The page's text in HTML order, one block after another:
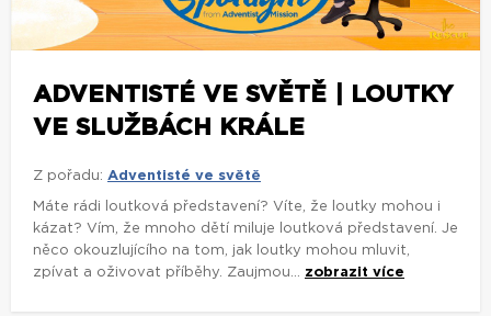
ADVENTISTÉ VE SVĚTĚ | LOUTKY
VE SLUŽBÁCH KRÁLE
Z pořadu: Adventisté ve světě
Máte rádi loutková představení? Víte, že loutky mohou i
kázat? Vím, že mnoho dětí miluje loutková představení. Je
něco okouzlujícího na tom, jak loutky mohou mluvit,
zpívat a oživovat příběhy. Zaujmou... zobrazit více